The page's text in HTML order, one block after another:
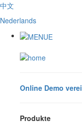
中文
Nederlands
Online Demo
Produkte